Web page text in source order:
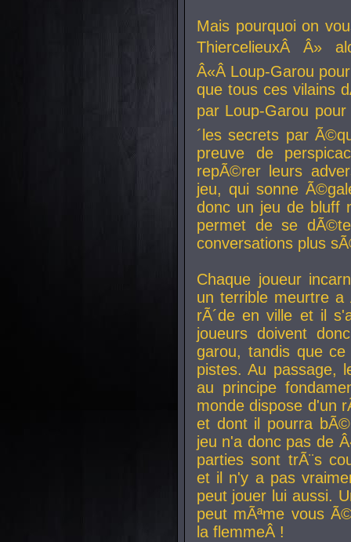
Mais pourquoi on
ThiercelieuxÂ Â»
Â«Â Loup-Garou
que tous ces vilains
par Loup-Garou
´les secrets par
preuve de
repÃ©rer leurs
jeu, qui sonne
donc un jeu de bluff
permet de se
conversations plus
Chaque joueur
un terrible meurtre
rÃ´de en ville et il
joueurs doivent
garou, tandis que
pistes. Au passage,
au principe
monde dispose d'un
et dont il pourra
jeu n'a donc pas de
parties sont trÃ¨s
et il n'y a pas
peut jouer lui aussi.
peut mÃªme vous
la flemmeÂ !